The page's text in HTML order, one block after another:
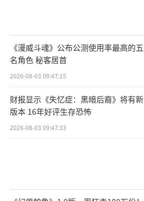
《漫威斗魂》公布公测使用率最高的五
名角色 秘客居首
2026-08-03 09:47:15
财报显示《失忆症：黑暗后裔》将有新
版本 16年好评生存恐怖
2026-08-03 09:47:33